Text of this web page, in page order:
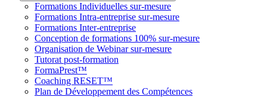
Formations Individuelles sur-mesure
Formations Intra-entreprise sur-mesure
Formations Inter-entreprise
Conception de formations 100% sur-mesure
Organisation de Webinar sur-mesure
Tutorat post-formation
FormaPrest™
Coaching RESET™
Plan de Développement des Compétences